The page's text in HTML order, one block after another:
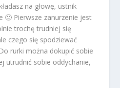
na głowę, ustnik
🙂 Pierwsze zanurzenie jest
trochę trudniej się
czego się spodziewać
rurki można dokupić sobie
utrudnić sobie oddychanie,